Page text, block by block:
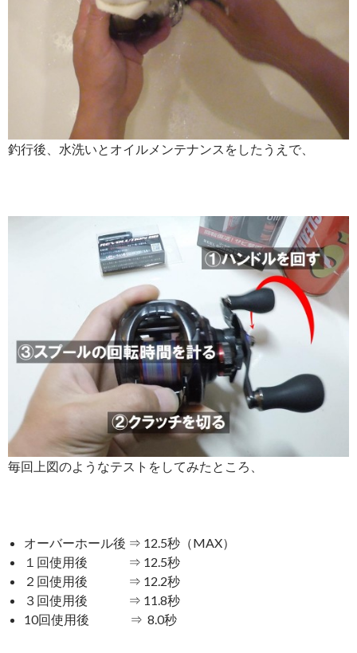
釣行後、水洗いとオイルメンテナンスをしたうえで、
毎回上図のようなテストをしてみたところ、
オーバーホール後 ⇒ 12.5秒（MAX）
１回使用後 ⇒ 12.5秒
２回使用後 ⇒ 12.2秒
３回使用後 ⇒ 11.8秒
10回使用後 ⇒ 8.0秒